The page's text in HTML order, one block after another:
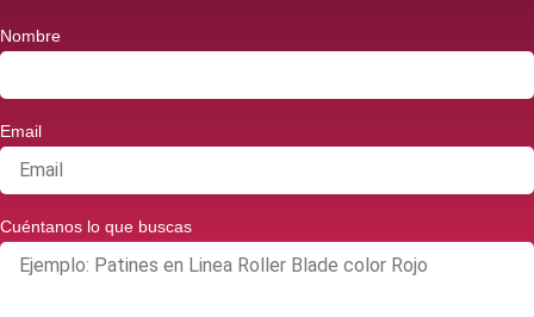
Nombre
Email
Cuéntanos lo que buscas